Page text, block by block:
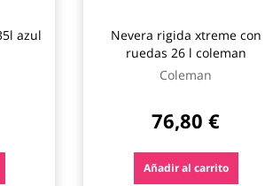
azul
Nevera rigida xtreme con
ruedas 26 l coleman
Coleman
76,80 €
Añadir al carrito